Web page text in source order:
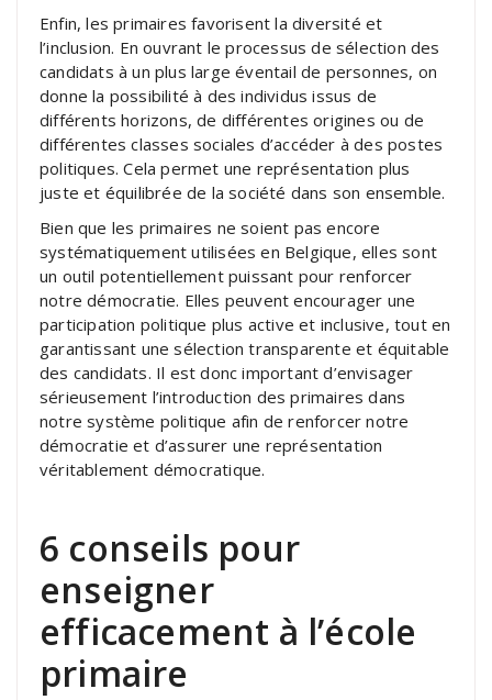
Enfin, les primaires favorisent la diversité et
l’inclusion. En ouvrant le processus de sélection des
candidats à un plus large éventail de personnes, on
donne la possibilité à des individus issus de
différents horizons, de différentes origines ou de
différentes classes sociales d’accéder à des postes
politiques. Cela permet une représentation plus
juste et équilibrée de la société dans son ensemble.
Bien que les primaires ne soient pas encore
systématiquement utilisées en Belgique, elles sont
un outil potentiellement puissant pour renforcer
notre démocratie. Elles peuvent encourager une
participation politique plus active et inclusive, tout en
garantissant une sélection transparente et équitable
des candidats. Il est donc important d’envisager
sérieusement l’introduction des primaires dans
notre système politique afin de renforcer notre
démocratie et d’assurer une représentation
véritablement démocratique.
6 conseils pour
enseigner
efficacement à l’école
primaire